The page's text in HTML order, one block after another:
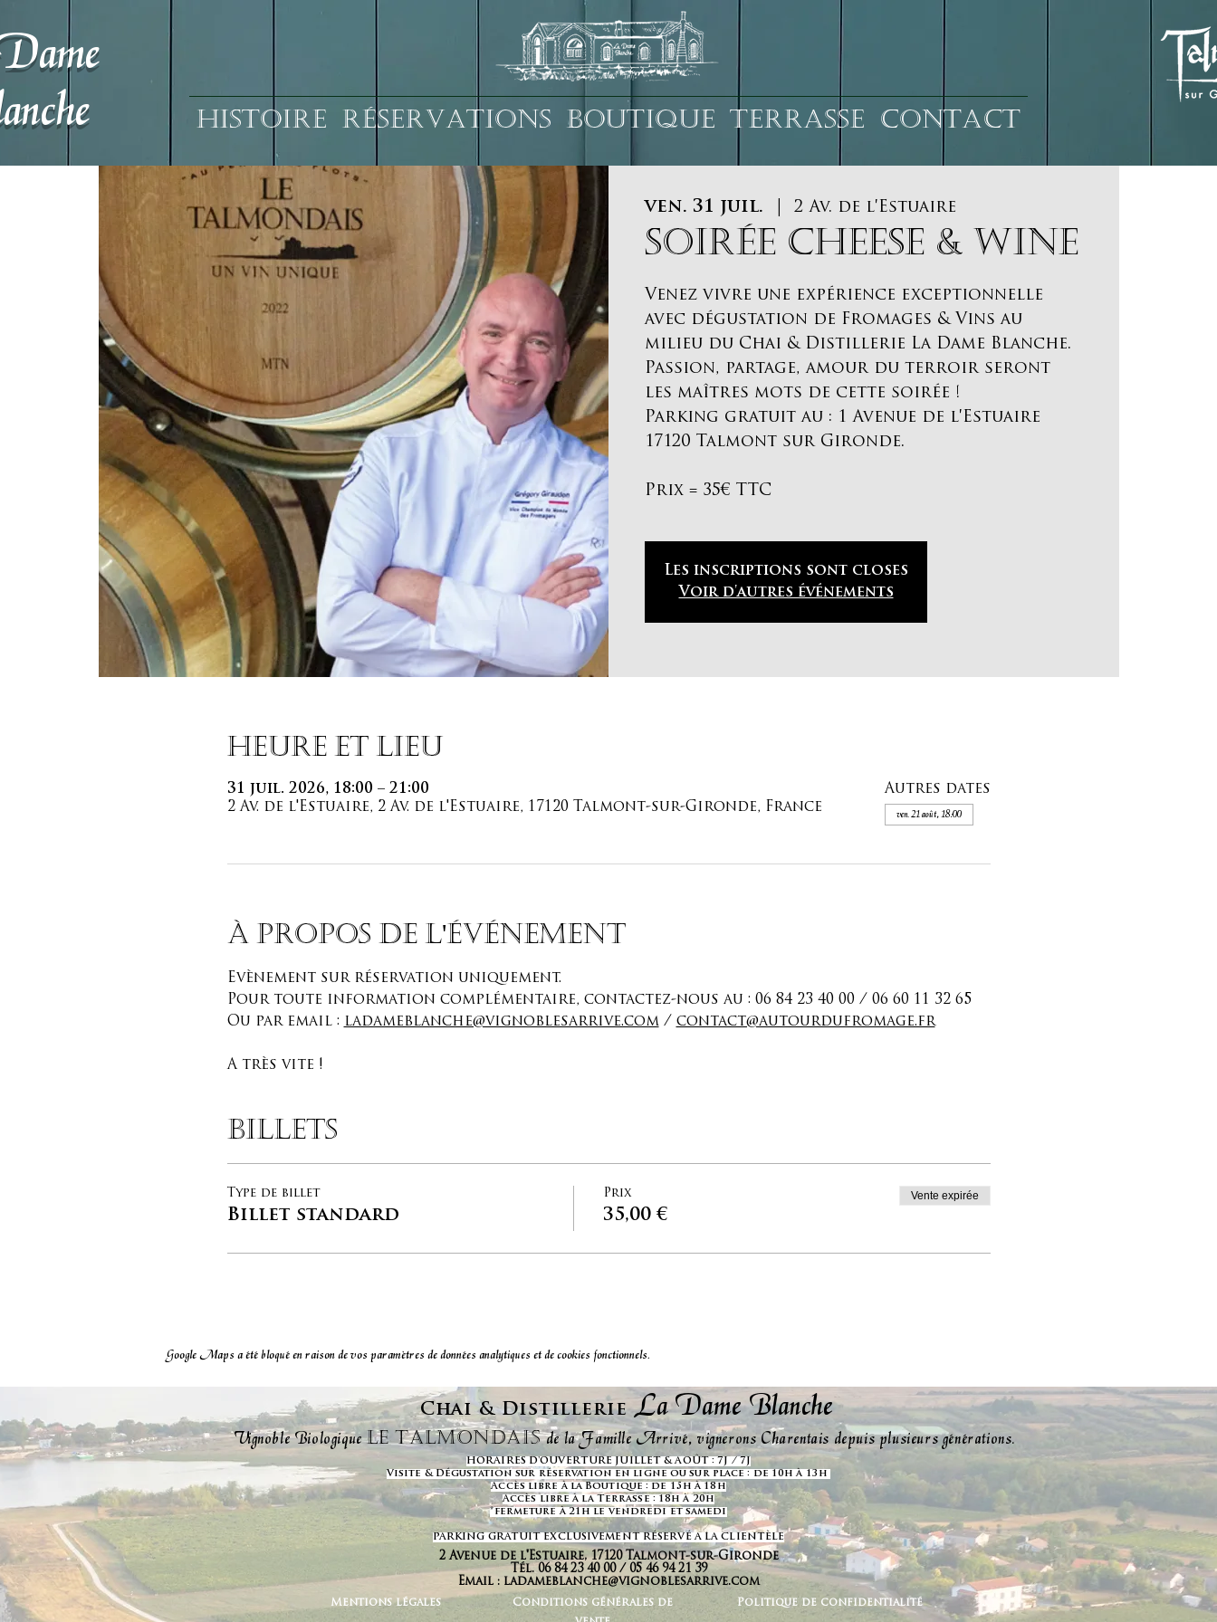
HISTOIRE RÉSERVATIONS BOUTIQUE TERRASSE CONTACT
ven. 31 juil. 2 Av. de l'Estuaire
SOIRÉE CHEESE & WINE
Venez vivre une expérience exceptionnelle
avec dégustation de Fromages & Vins au
milieu du Chai & Distillerie La Dame Blanche.
Passion, partage, amour du terroir seront
les maîtres mots de cette soirée !
Parking gratuit au : 1 Avenue de l'Estuaire
17120 Talmont sur Gironde.
Prix = 35€ TTC
Les inscriptions sont closes
Voir d'autres événements
Heure et lieu
31 juil. 2026, 18:00 – 21:00
2 Av. de l'Estuaire, 2 Av. de l'Estuaire, 17120 Talmont-sur-Gironde, France
Autres dates
ven. 21 août, 18:00
À propos de l'événement
Evènement sur réservation uniquement.
Pour toute information complémentaire, contactez-nous au : 06 84 23 40 00 / 06 60 11 32 65
Ou par email : ladameblanche@vignoblesarrive.com / contact@autourdufromage.fr
A très vite !
Billets
Type de billet
Billet standard
Prix
35,00 €
Vente expirée
Google Maps a été bloqué en raison de vos paramètres de données analytiques et de cookies fonctionnels.
2 Avenue de l'Estuaire, 17120 Talmont-sur-Gironde
Tél. 06 84 23 40 00 / 05 46 94 21 39
Email : ladameblanche@vignoblesarrive.com
Chai & DistillerieLa Dame Blanche​
Vignoble BiologiqueLe Talmondaisde la Famille Arrivé, vignerons Charentais depuis plusieurs générations.
Mentions légales
Conditions générales de
Politique de confidentialité
HORAIRES D'OUVERTURE JUILLET & AOÛT : 7J / 7J
Visite & Dégustation sur réservation en ligne ou sur place : de 10h à 13h
Accès libre à la Boutique : de 15h à 18h
Accès libre à la Terrasse : 18h à 20h
*fermeture à 21h le vendredi et samedi
PARKING GRATUIT EXCLUSIVEMENT RÉSERVÉ A LA CLIENTÈLE